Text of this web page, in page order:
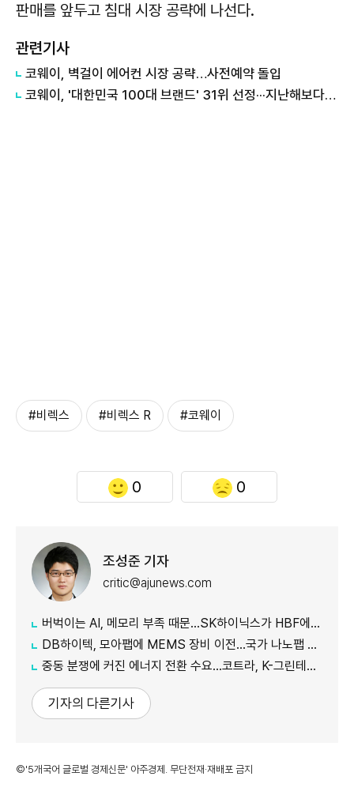
판매를 앞두고 침대 시장 공략에 나선다.
관련기사
코웨이, 벽걸이 에어컨 시장 공략…사전예약 돌입
코웨이, '대한민국 100대 브랜드' 31위 선정···지난해보다 3계단 껑충
#비렉스 #비렉스 R #코웨이
0 0
조성준 기자
critic@ajunews.com
버벅이는 AI, 메모리 부족 때문…SK하이닉스가 HBF에 집중하는 이유
DB하이텍, 모아팹에 MEMS 장비 이전…국가 나노팹 공정 지원
중동 분쟁에 커진 에너지 전환 수요…코트라, K-그린테크 수출길 넓힌다
기자의 다른기사
©'5개국어 글로벌 경제신문' 아주경제. 무단전재·재배포 금지